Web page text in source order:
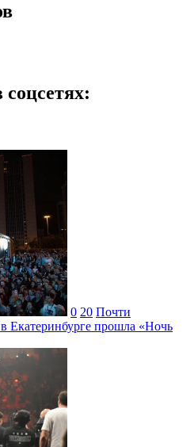
0 20 Почти
Екатеринбурге прошла «Ночь